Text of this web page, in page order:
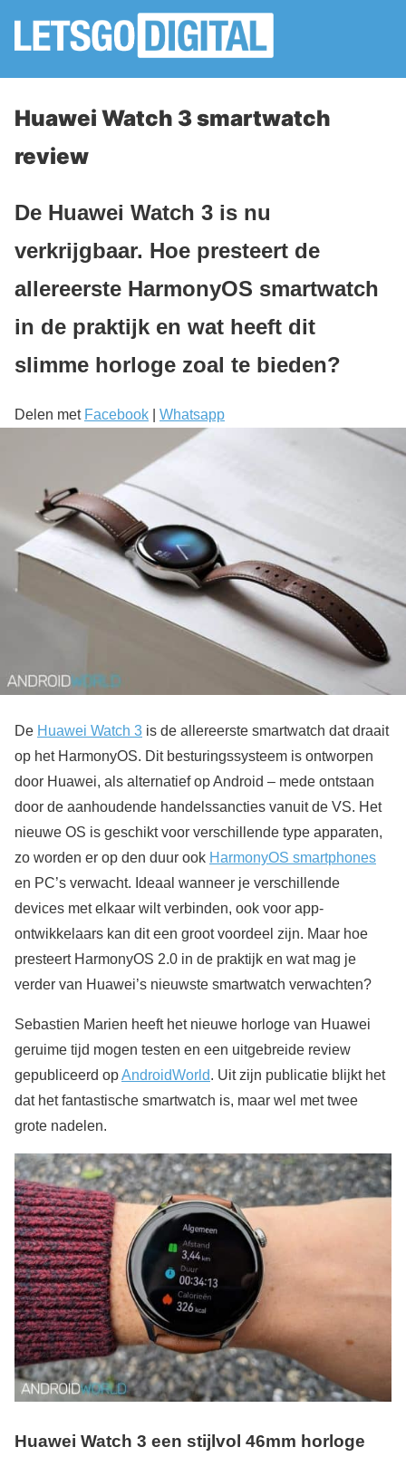
Huawei Watch 3 smartwatch
review
De Huawei Watch 3 is nu
verkrijgbaar. Hoe presteert de
allereerste HarmonyOS smartwatch
in de praktijk en wat heeft dit
slimme horloge zoal te bieden?
Delen met Facebook Whatsapp
De Huawei Watch 3 is de allereerste smartwatch dat draait
op het HarmonyOS. Dit besturingssysteem is ontworpen
door Huawei, als alternatief op Android – mede ontstaan
door de aanhoudende handelssancties vanuit de VS. Het
nieuwe OS is geschikt voor verschillende type apparaten,
zo worden er op den duur ook HarmonyOS smartphones
en PC’s verwacht. Ideaal wanneer je verschillende
devices met elkaar wilt verbinden, ook voor app-
ontwikkelaars kan dit een groot voordeel zijn. Maar hoe
presteert HarmonyOS 2.0 in de praktijk en wat mag je
verder van Huawei’s nieuwste smartwatch verwachten?
Sebastien Marien heeft het nieuwe horloge van Huawei
geruime tijd mogen testen en een uitgebreide review
gepubliceerd opAndroidWorld. Uit zijn publicatie blijkt het
dat het fantastische smartwatch is, maar wel met twee
grote nadelen.
Huawei Watch 3 een stijlvol 46mm horloge